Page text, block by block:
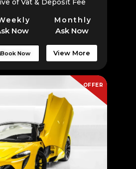
of Vat & Deposit Fee
Monthly
Now Ask Now
Book Now View More
OFFER